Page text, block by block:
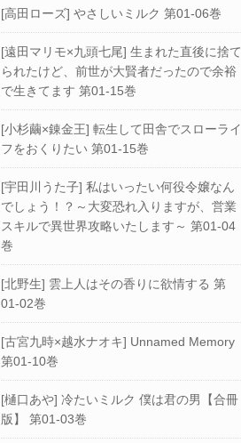
[高田ローズ] やさしいミルク 第01-06巻
[遠田マリモ×九頭七尾] 生まれた直後に捨て
られたけど、前世が大賢者だったので余裕
で生きてます 第01-15巻
[小杉繭×錬金王] 転生して田舎でスローライ
フをおくりたい 第01-15巻
[宇田川うた子] 私はいったい何役令嬢なん
でしょう！？～大変恐れ入りますが、営業
スキルで異世界攻略いたします～ 第01-04
巻
[北野生] 雲上人はその香りに欲情する 第
01-02巻
[古宮九時×越水ナオキ] Unnamed Memory
第01-10巻
[樋口あや] 冷たいミルク 僕は君の男【合冊
版】 第01-03巻